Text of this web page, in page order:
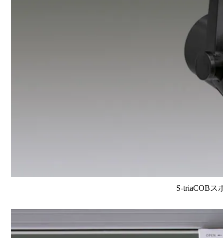
S-triaCOBス